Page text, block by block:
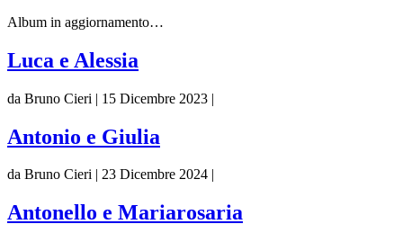
Album in aggiornamento…
Luca e Alessia
da Bruno Cieri | 15 Dicembre 2023 |
Antonio e Giulia
da Bruno Cieri | 23 Dicembre 2024 |
Antonello e Mariarosaria